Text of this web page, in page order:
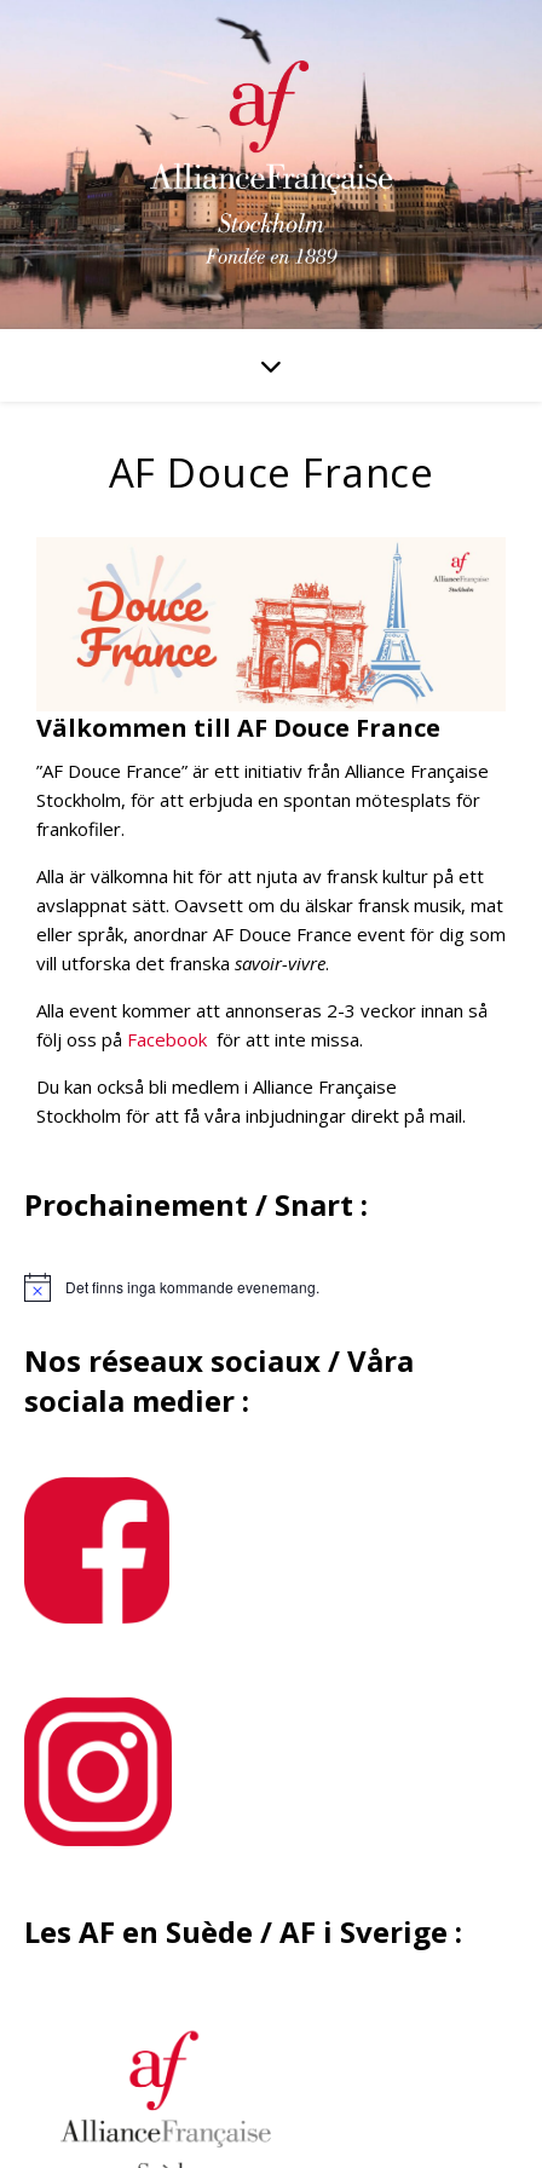
AF Douce France
Välkommen till AF Douce France
”AF Douce France” är ett initiativ från Alliance Française
Stockholm, för att erbjuda en spontan mötesplats för
frankofiler.
Alla är välkomna hit för att njuta av fransk kultur på ett
avslappnat sätt. Oavsett om du älskar fransk musik, mat
eller språk, anordnar AF Douce France event för dig som
vill utforska det franska savoir-vivre.
Alla event kommer att annonseras 2-3 veckor innan så
följ oss på Facebook för att inte missa.
Du kan också bli medlem i Alliance Française
Stockholm för att få våra inbjudningar direkt på mail.
Prochainement / Snart :
Det finns inga kommande evenemang.
Nos réseaux sociaux /Våra
sociala medier :
Les AF en Suède / AF i Sverige :